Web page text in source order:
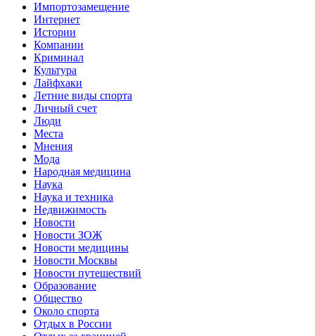
Импортозамещение
Интернет
Истории
Компании
Криминал
Культура
Лайфхаки
Летние виды спорта
Личный счет
Люди
Места
Мнения
Мода
Народная медицина
Наука
Наука и техника
Недвижимость
Новости
Новости ЗОЖ
Новости медицины
Новости Москвы
Новости путешествий
Образование
Общество
Около спорта
Отдых в России